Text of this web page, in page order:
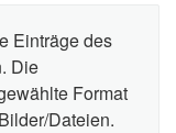
Einträge des
Die
Format
Dateien.